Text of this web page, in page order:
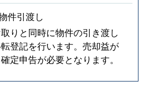
件引渡し
りと同時に物件の引き渡し
登記を行います。売却益が
定申告が必要となります。